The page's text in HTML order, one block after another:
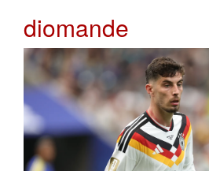
diomande